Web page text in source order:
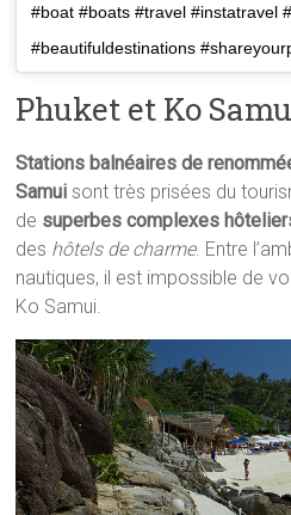
#boat #boats #travel #instatravel
#beautifuldestinations
Phuket et Ko
Stations balnéaires de
Samui sont très prisées du
de superbes complexes
des hôtels de charme. Entre
nautiques, il est impossible de
Ko Samui.